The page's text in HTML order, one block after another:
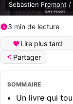
Sebastien Fremont /
3 min de lecture
Lire plus tard
Partager
SOMMAIRE
Un livre qui